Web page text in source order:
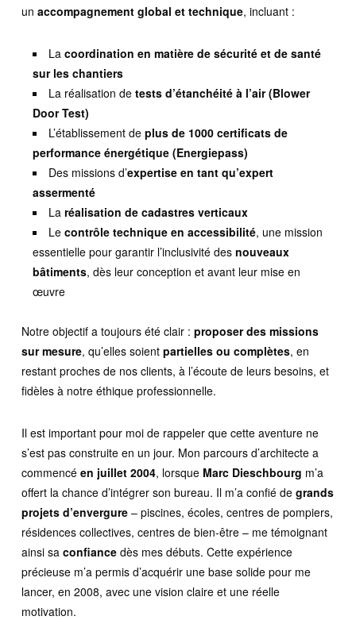
un accompagnement global et technique, incluant :
La coordination en matière de sécurité et de santé
sur les chantiers
La réalisation de tests d’étanchéité à l’air (Blower
Door Test)
L’établissement de plus de 1000 certificats de
performance énergétique (Energiepass)
Des missions d’expertise en tant qu’expert
assermenté
La réalisation de cadastres verticaux
Le contrôle technique en accessibilité, une mission
essentielle pour garantir l’inclusivité des nouveaux
bâtiments, dès leur conception et avant leur mise en
œuvre
Notre objectif a toujours été clair : proposer des missions
sur mesure, qu’elles soient partielles ou complètes, en
restant proches de nos clients, à l’écoute de leurs besoins, et
fidèles à notre éthique professionnelle.
Il est important pour moi de rappeler que cette aventure ne
s’est pas construite en un jour. Mon parcours d’architecte a
commencé en juillet 2004, lorsque Marc Dieschbourg m’a
offert la chance d’intégrer son bureau. Il m’a confié de grands
projets d’envergure– piscines, écoles, centres de pompiers,
résidences collectives, centres de bien-être – me témoignant
ainsi sa confiancedès mes débuts. Cette expérience
précieuse m’a permis d’acquérir une base solide pour me
lancer, en 2008, avec une vision claire et une réelle
motivation.